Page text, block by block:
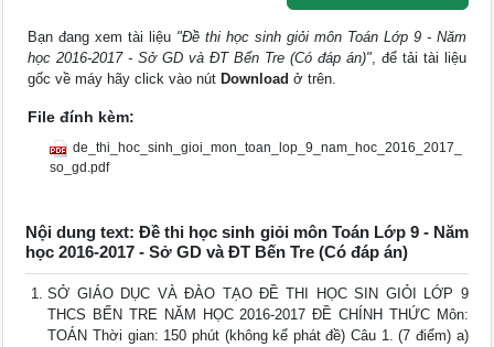
Bạn đang xem tài liệu "Đề thi học sinh giỏi môn Toán Lớp 9 - Năm
học 2016-2017 - Sở GD và ĐT Bến Tre (Có đáp án)", để tải tài liệu
gốc về máy hãy click vào nút Download ở trên.
File đính kèm:
de_thi_hoc_sinh_gioi_mon_toan_lop_9_nam_hoc_2016_2017_
so_gd.pdf
Nội dung text: Đề thi học sinh giỏi môn Toán Lớp 9 - Năm
học 2016-2017 - Sở GD và ĐT Bến Tre (Có đáp án)
SỞ GIÁO DỤC VÀ ĐÀO TẠO ĐỀ THI HỌC SIN GIỎI LỚP 9
THCS BẾN TRE NĂM HỌC 2016-2017 ĐỀ CHÍNH THỨC Môn:
TOÁN Thời gian: 150 phút (không kể phát đề) Câu 1. (7 điểm) a)